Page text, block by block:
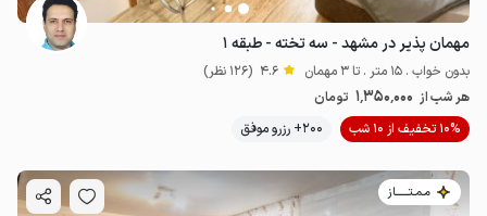
مهمان پذیر در مشهد - سه تخته - طبقه ۱
بدون خواب . 15 متر . تا 3 مهمان 4.6 (126 نظر)
هر شب از 1٬350٬000 تومان
10% تخفیف از 10 شب
200+ رزرو موفق
مـمـتــــــاز